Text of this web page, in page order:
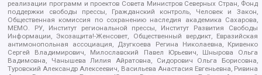
реализации программ и проектов Совета Министров Северных Стран, Фонд
поддержки свободы прессы, Гражданский контроль, Человек и Закон,
Общественная комиссия по сохранению наследия академика Сахарова,
МЕМО. РУ, Институт региональной прессы, Институт Развития Свободы
Информации, Экозащита!-Женсовет, Общественный вердикт, Евразийская
антимонопольная ассоциация, Дзугкоева Регина Николаевна, Кривенко
Сергей Владимирович, Милославский Павел Юрьевич, Шнырова Ольга
Вадимовна, Чанышева Лилия Айратовна, Сидорович Ольга Борисовна,
Туровский Александр Алексеевич, Васильева Анастасия Евгеньевна, Ривина